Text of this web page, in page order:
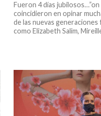
Fueron 4 días jubilosos…”on
coincidieron en opinar
de las nuevas generaciones
como Elizabeth Salim,